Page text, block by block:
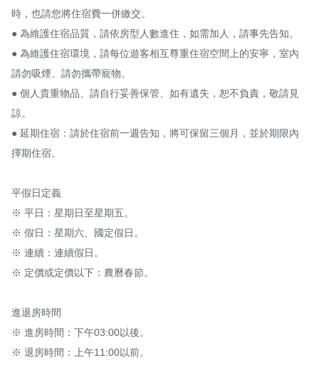
時，也請您將住宿費一併繳交。
● 為維護住宿品質，請依房型人數進住，如需加人，請事先告知。
● 為維護住宿環境，請每位遊客相互尊重住宿空間上的安寧，室內
請勿吸煙、請勿攜帶寵物。
● 個人貴重物品、請自行妥善保管、如有遺失，恕不負責，敬請見
諒。
● 延期住宿：請於住宿前一週告知，將可保留三個月，並於期限內
擇期住宿。
平假日定義
※ 平日：星期日至星期五。
※ 假日：星期六、國定假日。
※ 連續：連續假日。
※ 定價或定價以下：農曆春節。
進退房時間
※ 進房時間：下午03:00以後。
※ 退房時間：上午11:00以前。